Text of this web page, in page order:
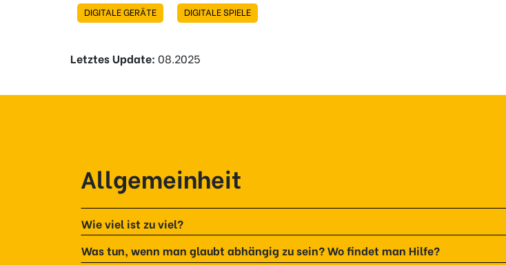
DIGITALE GERÄTE DIGITALE SPIELE
Letztes Update: 08.2025
Allgemeinheit
Wie viel ist zu viel?
Was tun, wenn man glaubt abhängig zu sein? Wo findet man Hilfe?